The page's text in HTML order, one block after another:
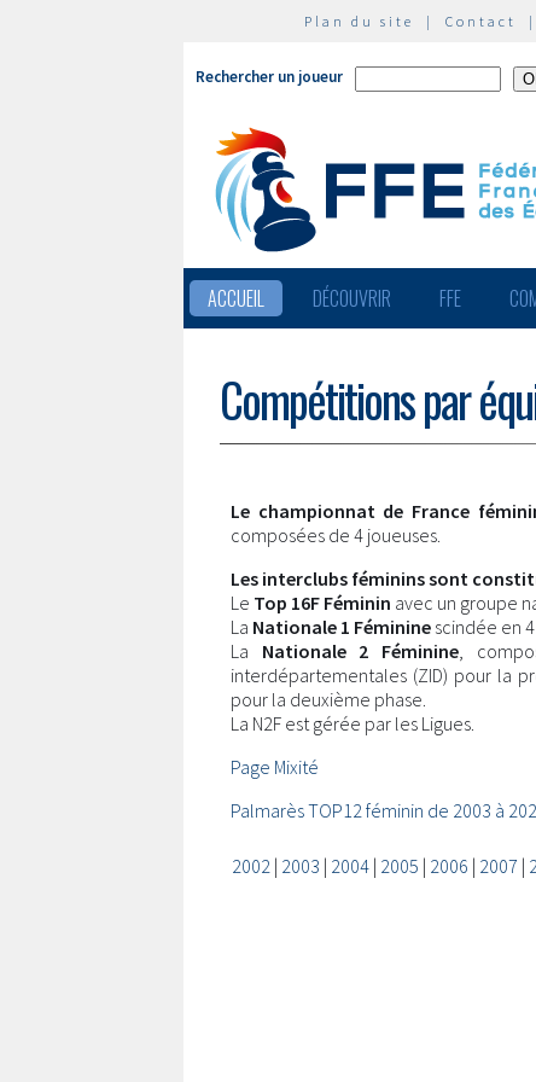
Plan du site | Contact
Rechercher un joueur
ACCUEIL DÉCOUVRIR FFE
Compétitions par
Le championnat de France
composées de 4 joueuses.
Les interclubs féminins sont
Le Top 16F Féminin avec un groupe
La Nationale 1 Féminine scindée en
La Nationale 2 Féminine,
interdépartementales (ZID) pour la
pour la deuxième phase.
La N2F est gérée par les Ligues.
Page Mixité
Palmarès TOP12 féminin de 2003 à
2002| 2003 | 2004| 2005 | 2006 | 2007 |